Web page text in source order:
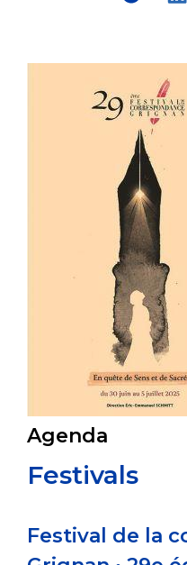
Agenda
Festivals
Festival de la